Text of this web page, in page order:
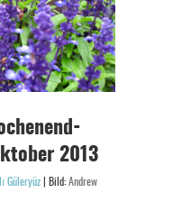
2013
Güleryüz | Bild: Andrew